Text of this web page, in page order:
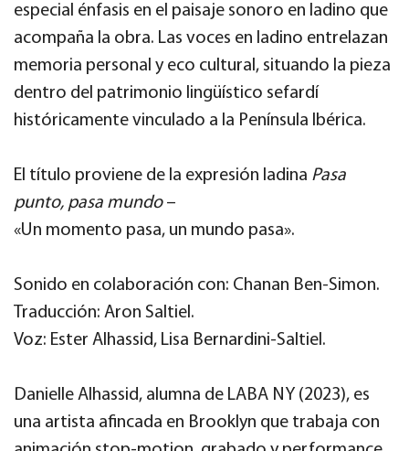
especial énfasis en el paisaje sonoro en ladino que
acompaña la obra. Las voces en ladino entrelazan
memoria personal y eco cultural, situando la pieza
dentro del patrimonio lingüístico sefardí
históricamente vinculado a la Península Ibérica.
El título proviene de la expresión ladina Pasa
punto, pasa mundo–
«Un momento pasa, un mundo pasa».
Sonido en colaboración con: Chanan Ben-Simon.
Traducción: Aron Saltiel.
Voz: Ester Alhassid, Lisa Bernardini-Saltiel.
Danielle Alhassid, alumna de LABA NY (2023), es
una artista afincada en Brooklyn que trabaja con